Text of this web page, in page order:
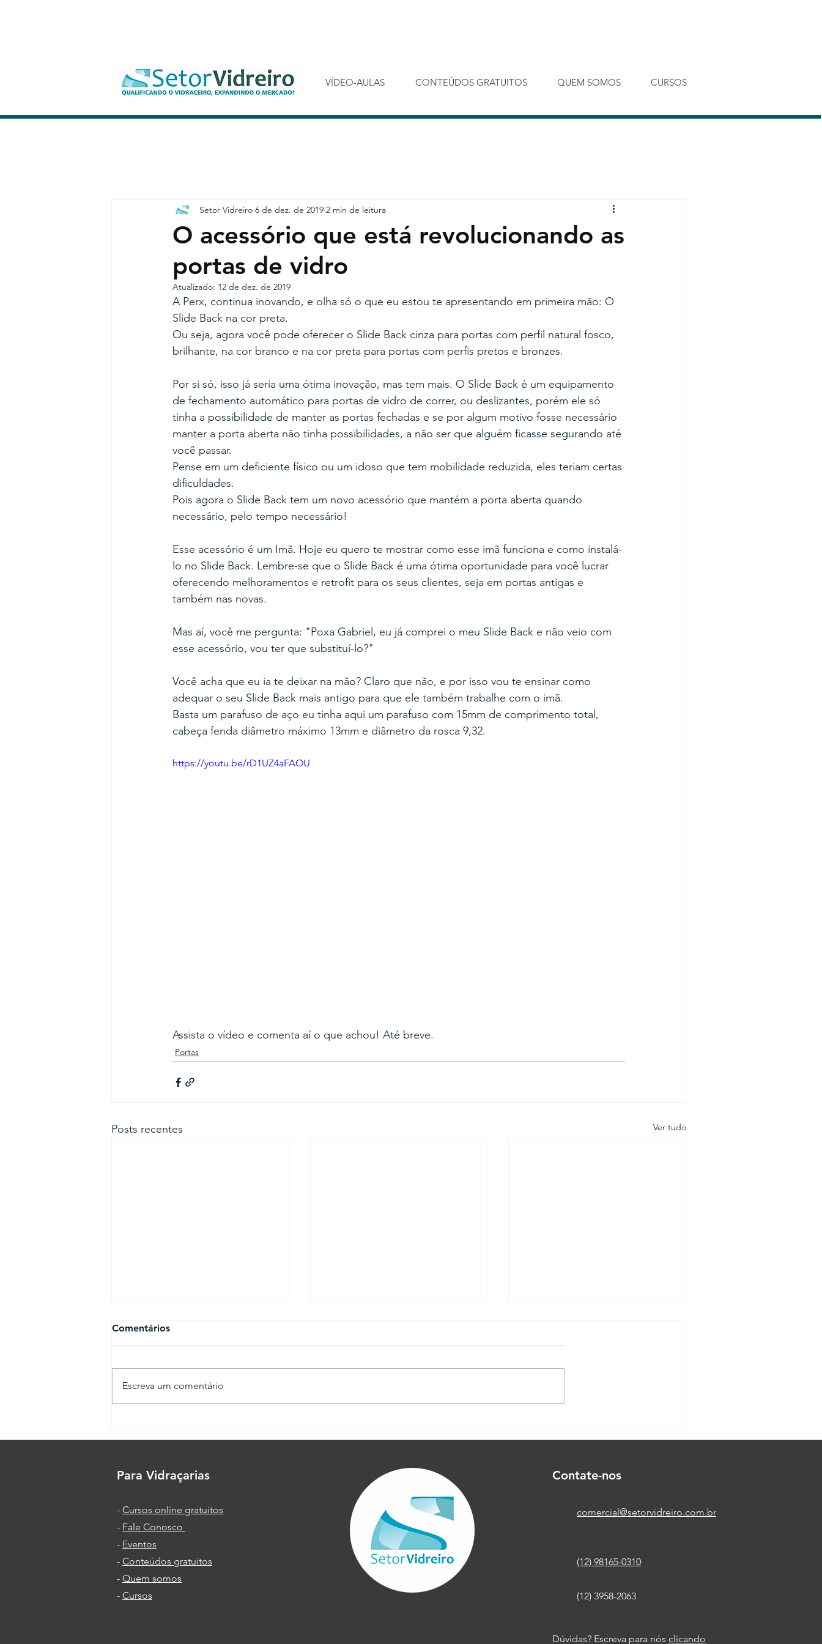
VÍDEO-AULAS CONTEÚDOS GRATUITOS QUEM SOMOS CURSOS
O acessório que está revolucionando as
portas de vidro
Setor Vidreiro 6 de dez. de 2019 2 min de leitura
Atualizado: 12 de dez. de 2019
A Perx, continua inovando, e olha só o que eu estou te apresentando em primeira mão: O
Slide Back na cor preta.
Ou seja, agora você pode oferecer o Slide Back cinza para portas com perfil natural fosco,
brilhante, na cor branco e na cor preta para portas com perfis pretos e bronzes.
Por si só, isso já seria uma ótima inovação, mas tem mais. O Slide Back é um equipamento
de fechamento automático para portas de vidro de correr, ou deslizantes, porém ele só
tinha a possibilidade de manter as portas fechadas e se por algum motivo fosse necessário
manter a porta aberta não tinha possibilidades, a não ser que alguém ficasse segurando até
você passar.
Pense em um deficiente físico ou um idoso que tem mobilidade reduzida, eles teriam certas
dificuldades.
Pois agora o Slide Back tem um novo acessório que mantém a porta aberta quando
necessário, pelo tempo necessário!
Esse acessório é um Imã. Hoje eu quero te mostrar como esse imã funciona e como instalá-
lo no Slide Back. Lembre-se que o Slide Back é uma ótima oportunidade para você lucrar
oferecendo melhoramentos e retrofit para os seus clientes, seja em portas antigas e
também nas novas.
Mas aí, você me pergunta: "Poxa Gabriel, eu já comprei o meu Slide Back e não veio com
esse acessório, vou ter que substituí-lo?"
Você acha que eu ia te deixar na mão? Claro que não, e por isso vou te ensinar como
adequar o seu Slide Back mais antigo para que ele também trabalhe com o imã.
Basta um parafuso de aço eu tinha aqui um parafuso com 15mm de comprimento total,
cabeça fenda diâmetro máximo 13mm e diâmetro da rosca 9,32.
https://youtu.be/rD1UZ4aFAOU
Assista o vídeo e comenta aí o que achou! Até breve.
Portas
Posts recentes Ver tudo
precisa saber disso!
aperto dos parafusos
evitar os problemas mais
Comentários
Escreva um comentário
Para Vidraçarias
- Cursos online gratuitos
- Fale Conosco
- Eventos
- Conteúdos gratuitos
- Quem somos
- Cursos
Contate-nos
comercial@setorvidreiro.com.br
(12) 98165-0310
(12) 3958-2063
Dúvidas? Escreva para nós clicando